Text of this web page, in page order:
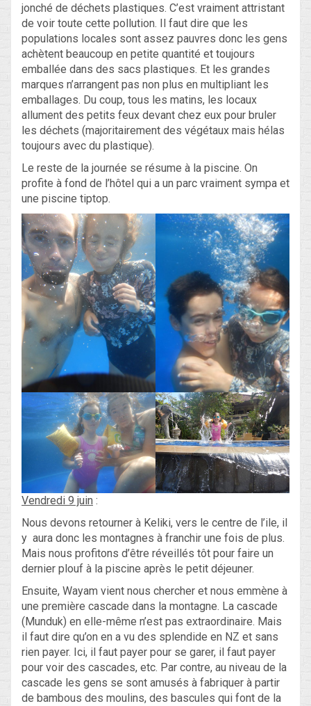
jonché de déchets plastiques. C’est vraiment attristant
de voir toute cette pollution. Il faut dire que les
populations locales sont assez pauvres donc les gens
achètent beaucoup en petite quantité et toujours
emballée dans des sacs plastiques. Et les grandes
marques n’arrangent pas non plus en multipliant les
emballages. Du coup, tous les matins, les locaux
allument des petits feux devant chez eux pour bruler
les déchets (majoritairement des végétaux mais hélas
toujours avec du plastique).
Le reste de la journée se résume à la piscine. On
profite à fond de l’hôtel qui a un parc vraiment sympa et
une piscine tiptop.
Vendredi 9 juin :
Nous devons retourner à Keliki, vers le centre de l’ile, il
y aura donc les montagnes à franchir une fois de plus.
Mais nous profitons d’être réveillés tôt pour faire un
dernier plouf à la piscine après le petit déjeuner.
Ensuite, Wayam vient nous chercher et nous emmène à
une première cascade dans la montagne. La cascade
(Munduk) en elle-même n’est pas extraordinaire. Mais
il faut dire qu’on en a vu des splendide en NZ et sans
rien payer. Ici, il faut payer pour se garer, il faut payer
pour voir des cascades, etc. Par contre, au niveau de la
cascade les gens se sont amusés à fabriquer à partir
de bambous des moulins, des bascules qui font de la